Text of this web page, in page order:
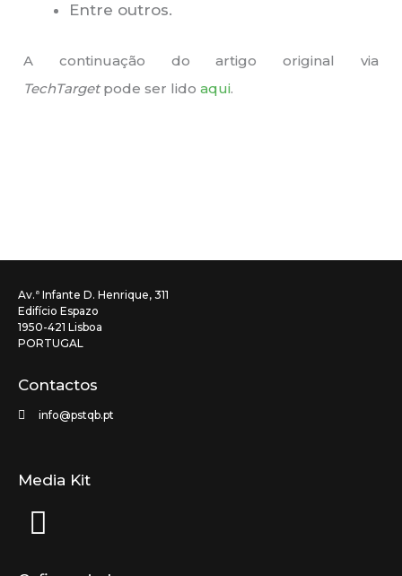
Entre outros.
A continuação do artigo original via
TechTarget pode ser lidoaqui.
Av.ª Infante D. Henrique, 311
Edifício Espazo
1950-421 Lisboa
PORTUGAL
Contactos
info@pstqb.pt
Media Kit